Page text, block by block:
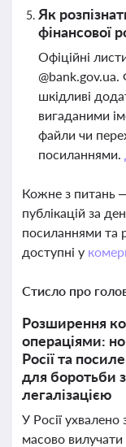
Як
фінансової
Офіційні
шкідливі
вигаданими
файли чи
посиланнями.
Кожне з питань
публікацій за
посиланнями та
доступні у
Стисло про
Розширення
операціями:
Росії та
для боротьби
легалізацією
У Росії
масово